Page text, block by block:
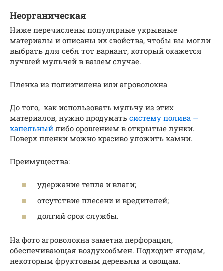
Неорганическая
Ниже перечислены популярные укрывные
материалы и описаны их свойства, чтобы вы могли
выбрать для себя тот вариант, который окажется
лучшей мульчей в вашем случае.
Пленка из полиэтилена или агроволокна
До того, как использовать мульчу из этих
материалов, нужно продумать систему полива —
капельный либо орошением в открытые лунки.
Поверх пленки можно красиво уложить камни.
Преимущества:
удержание тепла и влаги;
отсутствие плесени и вредителей;
долгий срок службы.
На фото агроволокна заметна перфорация,
обеспечивающая воздухообмен. Подходит ягодам,
некоторым фруктовым деревьям и овощам.